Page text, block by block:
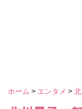
ホーム > エンタメ >